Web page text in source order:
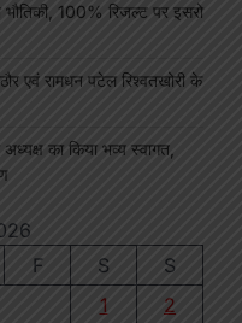
100% रिजल्ट पर इसरो
एवं रामधन पटेल रिश्वतखोरी के
का किया भव्य स्वागत,
F S
S
1
2